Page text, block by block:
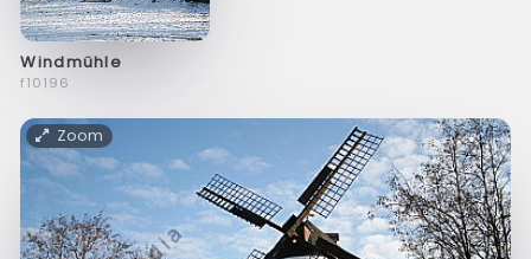
Windmühle
f10196
Zoom